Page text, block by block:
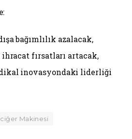
bağımlılık azalacak,
ihracat fırsatları artacak,
inovasyondaki liderliği
Makinesi